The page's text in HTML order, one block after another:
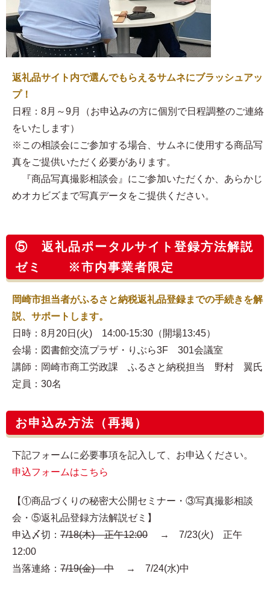
返礼品サイト内で選んでもらえるサムネにブラッシュアッ
プ！
日程：8月～9月（お申込みの方に個別で日程調整のご連絡
をいたします）
※この相談会にご参加する場合、サムネに使用する商品写
真をご提供いただく必要があります。
『商品写真撮影相談会』にご参加いただくか、あらかじ
めオカビズまで写真データをご提供ください。
⑤ 返礼品ポータルサイト登録方法解説
ゼミ ※市内事業者限定
岡崎市担当者がふるさと納税返礼品登録までの手続きを解
説、サポートします。
日時：8月20日(火) 14:00-15:30（開場13:45）
会場：図書館交流プラザ・りぶら3F 301会議室
講師：岡崎市商工労政課 ふるさと納税担当 野村 翼氏
定員：30名
お申込み方法（再掲）
下記フォームに必要事項を記入して、お申込ください。
申込フォームはこちら
【①商品づくりの秘密大公開セミナー・③写真撮影相談
会・⑤返礼品登録方法解説ゼミ】
申込〆切： 7/18(木) 正午12:00 → 7/23(火) 正午
12:00
当落連絡： 7/19(金) 中 → 7/24(水)中